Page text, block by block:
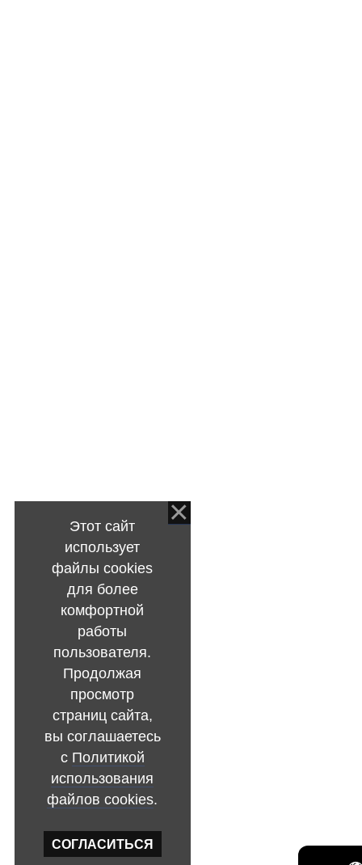
Этот сайт
использует
файлы cookies
для более
комфортной
работы
пользователя.
Продолжая
просмотр
страниц сайта,
вы соглашаетесь
с Политикой
использования
файлов cookies.
СОГЛАСИТЬСЯ